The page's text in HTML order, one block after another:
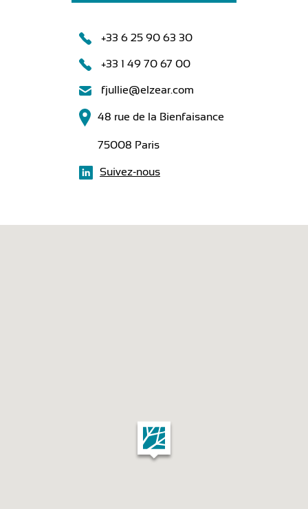
+33 6 25 90 63 30
+33 1 49 70 67 00
fjullie@elzear.com
48 rue de la Bienfaisance
75008 Paris
Suivez-nous